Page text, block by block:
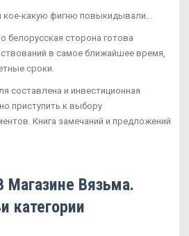
кое-какую фигню повыкидывали...
белорусская сторона готова
в самое ближайшее время,
сроки.
составлена и инвестиционная
приступить к выбору
Книга замечаний и предложений
Магазине Вязьма.
категории